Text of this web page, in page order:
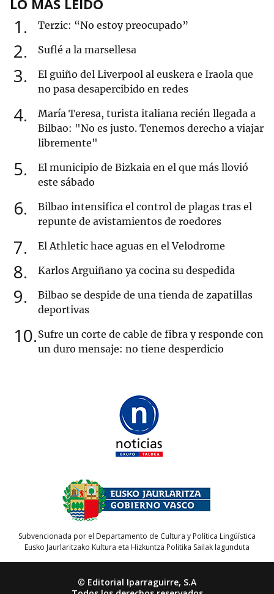
LO MÁS LEÍDO
1 Terzic: “No estoy preocupado”
2 Suflé a la marsellesa
3
El guiño del Liverpool al euskera e Iraola que
no pasa desapercibido en redes
4
María Teresa, turista italiana recién llegada a
Bilbao: "No es justo. Tenemos derecho a viajar
libremente"
5
El municipio de Bizkaia en el que más llovió
este sábado
6
Bilbao intensifica el control de plagas tras el
repunte de avistamientos de roedores
7 El Athletic hace aguas en el Velodrome
8 Karlos Arguiñano ya cocina su despedida
9
Bilbao se despide de una tienda de zapatillas
deportivas
10 Sufre un corte de cable de fibra y responde con
un duro mensaje: no tiene desperdicio
Subvencionada por el Departamento de Cultura y Política Lingüística
Eusko Jaurlaritzako Kultura eta Hizkuntza Politika Sailak lagunduta
© Editorial Iparraguirre, S.A